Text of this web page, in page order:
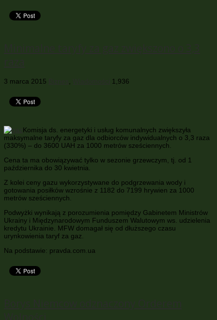
3 marca 2015 1,936
Komisja ds. energetyki i usług komunalnych zwiększyła
maksymalne taryfy za gaz dla odbiorców indywidualnych o 3,3 raza
(330%) – do 3600 UAH za 1000 metrów sześciennych.
Cena ta ma obowiązywać tylko w sezonie grzewczym, tj. od 1
października do 30 kwietnia.
Z kolei ceny gazu wykorzystywane do podgrzewania wody i
gotowania posiłków wzrośnie z 1182 do 7199 hrywien za 1000
metrów sześciennych.
Podwyżki wynikają z porozumienia pomiędzy Gabinetem Ministrów
Ukrainy i Międzynarodowym Funduszem Walutowym ws. udzielenia
kredytu Ukrainie. MFW domagał się od dłuższego czasu
urynkowienia taryf za gaz.
Na podstawie: pravda.com.ua